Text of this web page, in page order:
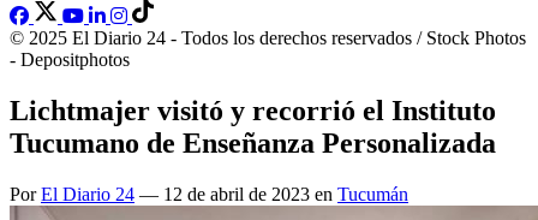
© 2025 El Diario 24 - Todos los derechos reservados / Stock Photos
- Depositphotos
Lichtmajer visitó y recorrió el Instituto
Tucumano de Enseñanza Personalizada
PorEl Diario 24 — 12 de abril de 2023 en Tucumán